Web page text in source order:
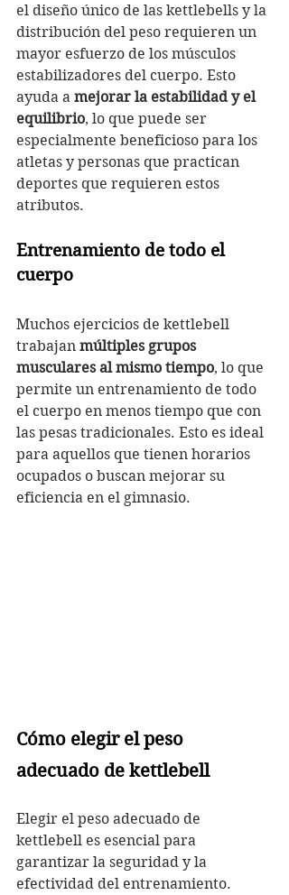
el diseño único de las kettlebells y la
distribución del peso requieren un
mayor esfuerzo de los músculos
estabilizadores del cuerpo. Esto
ayuda a mejorar la estabilidad y el
equilibrio, lo que puede ser
especialmente beneficioso para los
atletas y personas que practican
deportes que requieren estos
atributos.
Entrenamiento de todo el
cuerpo
Muchos ejercicios de kettlebell
trabajan múltiples grupos
musculares al mismo tiempo, lo que
permite un entrenamiento de todo
el cuerpo en menos tiempo que con
las pesas tradicionales. Esto es ideal
para aquellos que tienen horarios
ocupados o buscan mejorar su
eficiencia en el gimnasio.
Cómo elegir el peso
adecuado de kettlebell
Elegir el peso adecuado de
kettlebell es esencial para
garantizar la seguridad y la
efectividad del entrenamiento.